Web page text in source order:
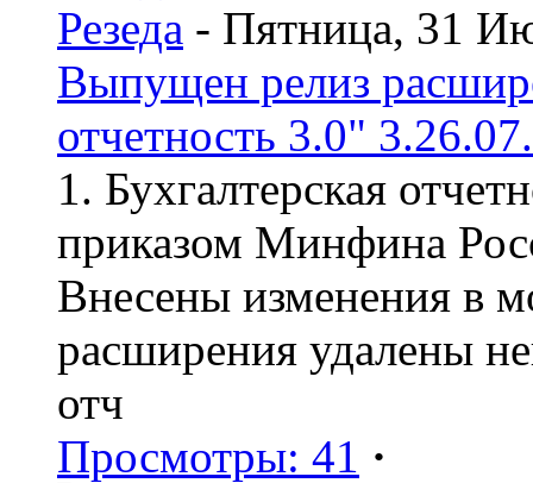
Резеда - Пятница, 31
Выпущен релиз
отчетность 3.0"
1. Бухгалтерская
приказом Минфина
Внесены изменения в
расширения удалены
отч
Просмотры: 41 ·